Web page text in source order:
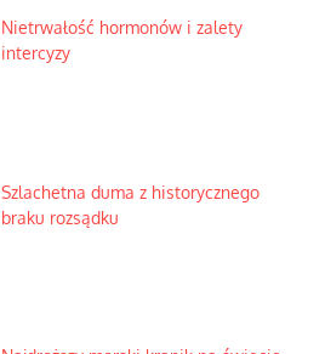
Nietrwałość hormonów i zalety
intercyzy
Szlachetna duma z historycznego
braku rozsądku